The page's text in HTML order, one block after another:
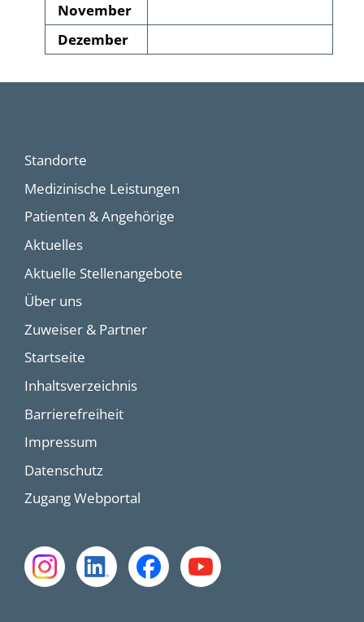
November
Dezember
Standorte
Medizinische Leistungen
Patienten & Angehörige
Aktuelles
Aktuelle Stellenangebote
Über uns
Zuweiser & Partner
Startseite
Inhaltsverzeichnis
Barrierefreiheit
Impressum
Datenschutz
Zugang Webportal